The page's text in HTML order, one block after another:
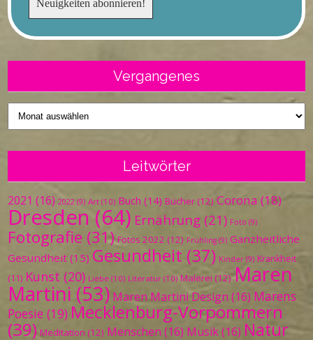
Vergangenes
Vergangenes
Leitwörter
2021 (16) 2022 (9) Art (10) Buch (14) Bücher (12) Corona (18)
Dresden (64) Ernährung (21) Foto (9)
Fotografie (31) Fotos 2022 (12) Frühling (9) Ganzheitliche
Gesundheit (15) Gesundheit (37) Kinder (9) Krankheit
(11) Kunst (20) Liebe (10) Literatur (10) Malerei (12) Maren
Martini (53) Maren Martini Design (16) Marens
Poesie (19) Mecklenburg-Vorpommern
(39) Meditation (12) Menschen (16) Musik(16) Natur